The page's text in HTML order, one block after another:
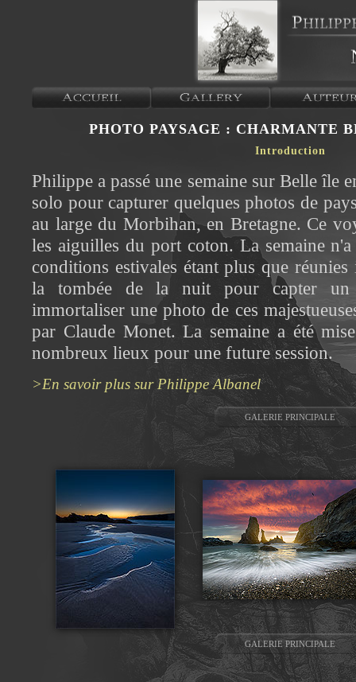
PHOTO PAYSAGE : CHARMANTE
Introduction
Philippe a passé une semaine sur Belle île
solo pour capturer quelques photos de
au large du Morbihan, en Bretagne. Ce
les aiguilles du port coton. La semaine
conditions estivales étant plus que
la tombée de la nuit pour capter un
immortaliser une photo de ces
par Claude Monet. La semaine a été
nombreux lieux pour une future session.
>En savoir plus sur Philippe Albanel
GALERIE PRINCIPALE
GALERIE PRINCIPALE